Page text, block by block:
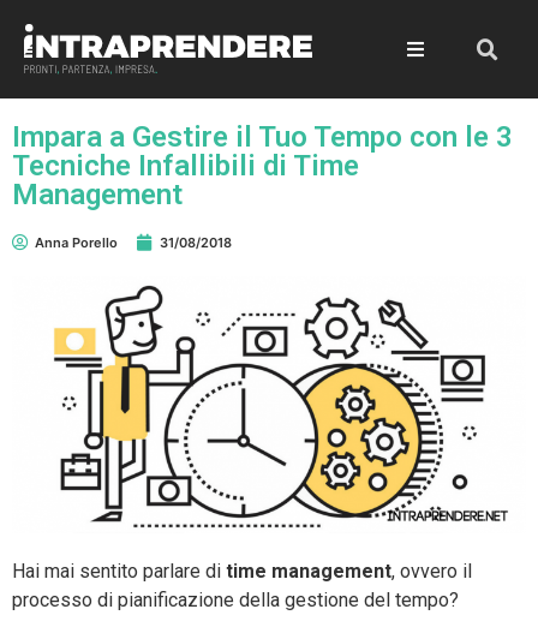
Impara a Gestire il Tuo Tempo con le 3
Tecniche Infallibili di Time
Management
Anna Porello 31/08/2018
Hai mai sentito parlare di time management, ovvero il
processo di pianificazione della gestione del tempo?